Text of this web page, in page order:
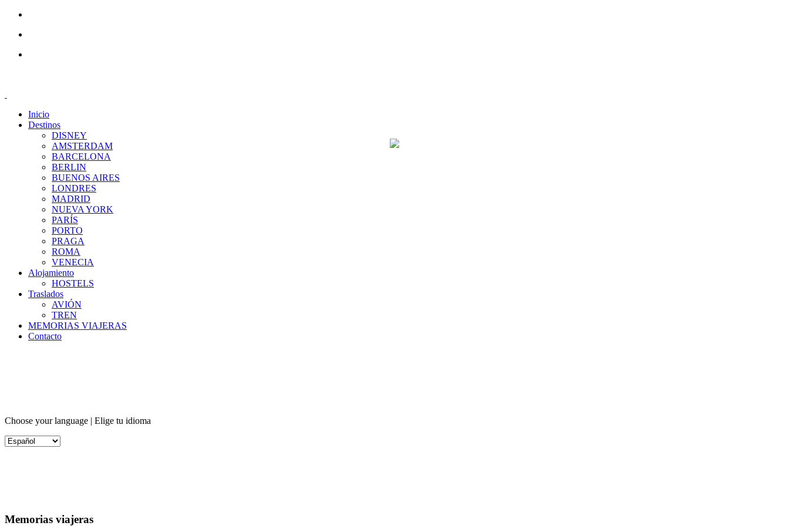
Inicio
Destinos
DISNEY
AMSTERDAM
BARCELONA
BERLIN
BUENOS AIRES
LONDRES
MADRID
NUEVA YORK
PARÍS
PORTO
PRAGA
ROMA
VENECIA
Alojamiento
HOSTELS
Traslados
AVIÓN
TREN
MEMORIAS VIAJERAS
Contacto
Choose your language | Elige tu idioma
Memorias viajeras